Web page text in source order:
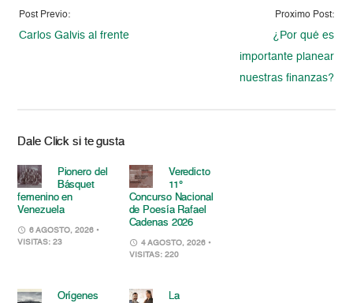
Post Previo:
Carlos Galvis al frente
Proximo Post:
¿Por qué es
importante planear
nuestras finanzas?
Dale Click si te gusta
Pionero del
Básquet
femenino en
Venezuela
6 AGOSTO, 2026 •
VISITAS: 23
Veredicto
11°
Concurso Nacional
de Poesía Rafael
Cadenas 2026
4 AGOSTO, 2026 •
VISITAS: 220
Orígenes
La